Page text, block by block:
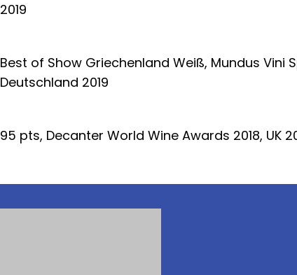
2019
Best of Show Griechenland Weiß, Mundus Vini
Deutschland 2019
95 pts, Decanter World Wine Awards 2018, UK